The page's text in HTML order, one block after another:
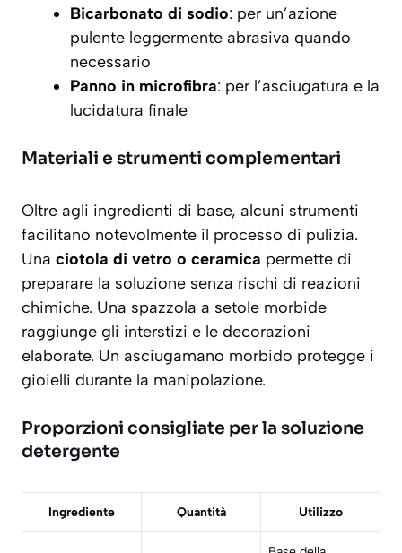
Bicarbonato di sodio: per un’azione
pulente leggermente abrasiva quando
necessario
Panno in microfibra: per l’asciugatura e la
lucidatura finale
Materiali e strumenti complementari
Oltre agli ingredienti di base, alcuni strumenti
facilitano notevolmente il processo di pulizia.
Una ciotola di vetro o ceramica permette di
preparare la soluzione senza rischi di reazioni
chimiche. Una spazzola a setole morbide
raggiunge gli interstizi e le decorazioni
elaborate. Un asciugamano morbido protegge i
gioielli durante la manipolazione.
Proporzioni consigliate per la soluzione
detergente
Ingrediente Quantità Utilizzo